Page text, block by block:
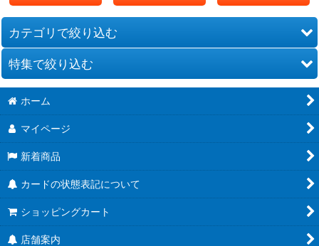
カテゴリで絞り込む
赤
青
緑
エナジーマーカー
特集で絞り込む
STORY BOOSTER 01 [ST01]
ブースターパック CROSS FORCE [FB10]
ブースターパック DUAL EVOLUTION [FB09]
スタートデッキEX 気の躍動[FS12]
ホーム
マイページ
新着商品
カードの状態表記について
ショッピングカート
店舗案内